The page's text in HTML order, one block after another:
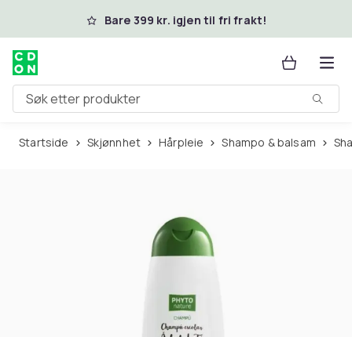
Hopp til hovedinnholdBare 399 kr. igjen til fri frakt!
Søk etter produkter
Startside Skjønnhet Hårpleie Shampo & balsam